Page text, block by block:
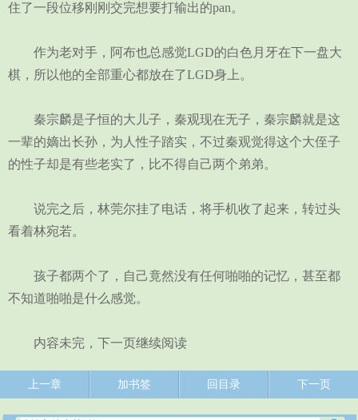
住了一段位移刚刚交完想要打输出的pan。
作为老对手，阿布也总感觉LGD的白色月牙在下一盘大
棋，所以他的全部重心都放在了LGD身上。
秦宗麟是子恒的大儿子，秦观现在无子，秦宗麟就是这
一辈的嫡出长孙，为人性子踏实，不过秦观觉得这个大侄子
的性子却是有些老实了，比不得自己两个弟弟。
说完之后，林莞尔挂了电话，将手机收了起来，转过头
看着林宛若。
孩子都两个了，自己竟然没有任何啪啪的记忆，甚至都
不知道啪啪是什么感觉。
内容未完，下一页继续阅读
上一章 加书签 回目录 下一页